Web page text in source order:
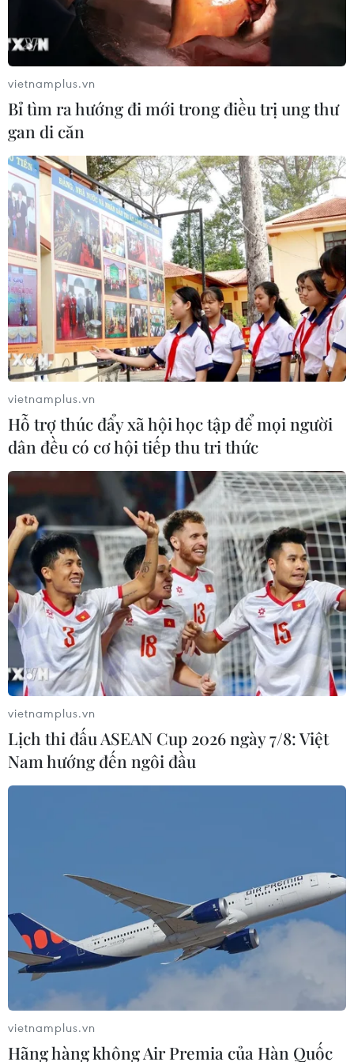
Thụy Điển không trì hoãn việc xem xét ra
lệnh bắt giữ ông Assange
29/05/2019 06:18
Một tòa án của Thụy Điển từ chối đề nghị hoãn phiên
tòa xem xét đề nghị bắt giữ vắng mặt ông chủ
WikiLeaks liên quan tới các cáo buộc xâm hại tình dục
do nước này tiến hành.
Công dân Thụy Sĩ liên quan vụ WikiLeaks
không được xin bảo lãnh
30/05/2019 08:22
Ola Bini, 36 tuổi, đã bị bắt khi đang tìm cách rời
Ecuador để tới Nhật Bản hôm 11/4, ngày Quito rút quyền
tị nạn chính trị của ông Assange tại Đại sứ quán
Ecuador ở Anh sau 7 năm.
Tòa án Thụy Điển bác đề nghị bắt giữ nhà
sáng lập WikiLeaks Assange
vietnamplus.vn
Bỉ tìm ra hướng đi mới trong điều trị ung thư
gan di căn
vietnamplus.vn
Hỗ trợ thúc đẩy xã hội học tập để mọi người
dân đều có cơ hội tiếp thu tri thức
vietnamplus.vn
Lịch thi đấu ASEAN Cup 2026 ngày 7/8: Việt
Nam hướng đến ngôi đầu
vietnamplus.vn
Hãng hàng không Air Premia của Hàn Quốc